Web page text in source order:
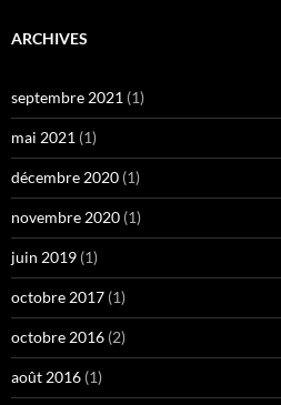
ARCHIVES
septembre 2021 (1)
mai 2021 (1)
décembre 2020 (1)
novembre 2020 (1)
juin 2019 (1)
octobre 2017 (1)
octobre 2016 (2)
août 2016 (1)